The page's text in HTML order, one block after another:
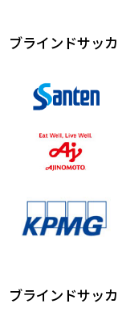
ブラインドサッ
ブラインドサッ